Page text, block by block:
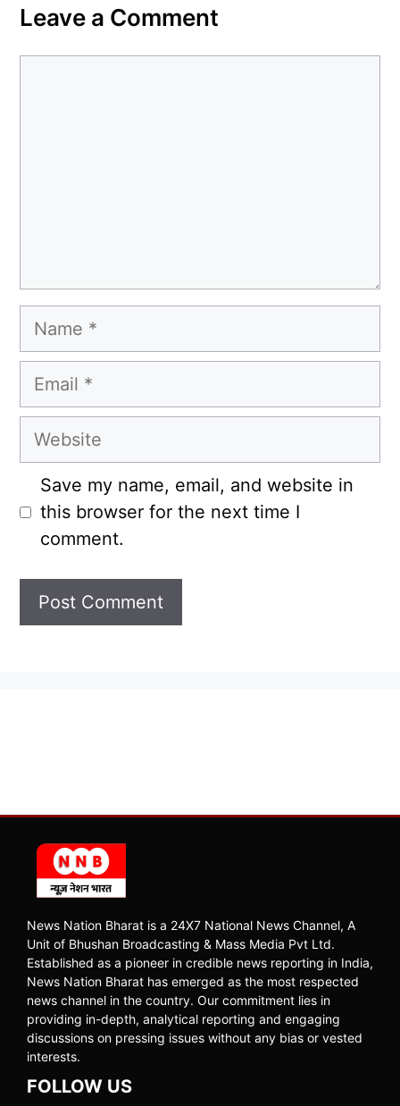
Leave a Comment
Name
Email
Website
Save my name, email, and website in
this browser for the next time I
comment.
News Nation Bharat is a 24X7 National News Channel, A
Unit of Bhushan Broadcasting & Mass Media Pvt Ltd.
Established as a pioneer in credible news reporting in India,
News Nation Bharat has emerged as the most respected
news channel in the country. Our commitment lies in
providing in-depth, analytical reporting and engaging
discussions on pressing issues without any bias or vested
interests.
FOLLOW US